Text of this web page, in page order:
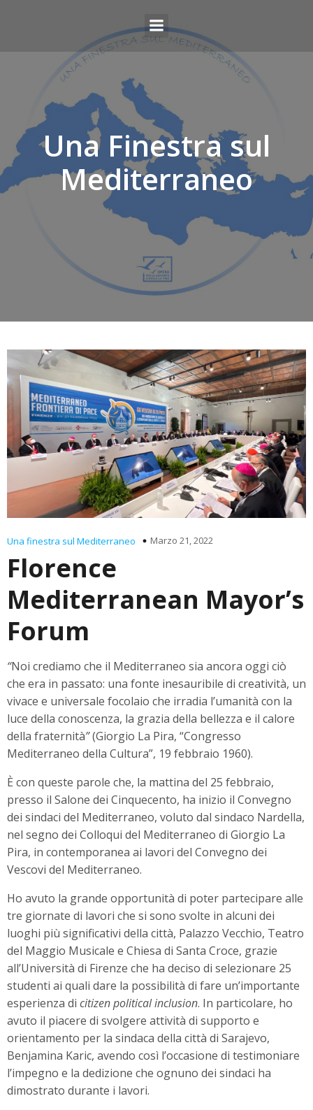
Una Finestra sul
Mediterraneo
Una finestra sul Mediterraneo Marzo 21, 2022
Florence
Mediterranean Mayor’s
Forum
“Noi crediamo che il Mediterraneo sia ancora oggi ciò
che era in passato: una fonte inesauribile di creatività, un
vivace e universale focolaio che irradia l’umanità con la
luce della conoscenza, la grazia della bellezza e il calore
della fraternità”(Giorgio La Pira, “Congresso
Mediterraneo della Cultura”, 19 febbraio 1960).
È con queste parole che, la mattina del 25 febbraio,
presso il Salone dei Cinquecento, ha inizio il Convegno
dei sindaci del Mediterraneo, voluto dal sindaco Nardella,
nel segno dei Colloqui del Mediterraneo di Giorgio La
Pira, in contemporanea ai lavori del Convegno dei
Vescovi del Mediterraneo.
Ho avuto la grande opportunità di poter partecipare alle
tre giornate di lavori che si sono svolte in alcuni dei
luoghi più significativi della città, Palazzo Vecchio, Teatro
del Maggio Musicale e Chiesa di Santa Croce, grazie
all’Università di Firenze che ha deciso di selezionare 25
studenti ai quali dare la possibilità di fare un’importante
esperienza di citizen political inclusion. In particolare, ho
avuto il piacere di svolgere attività di supporto e
orientamento per la sindaca della città di Sarajevo,
Benjamina Karic, avendo così l’occasione di testimoniare
l’impegno e la dedizione che ognuno dei sindaci ha
dimostrato durante i lavori.